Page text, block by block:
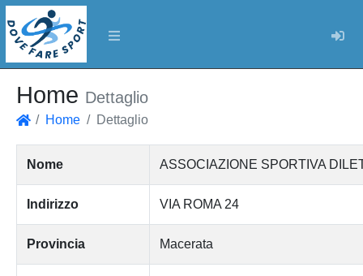
Home Dettaglio
Home Dettaglio
Nome ASSOCIAZIONE SPORTIVA
Indirizzo VIA ROMA 24
Provincia Macerata